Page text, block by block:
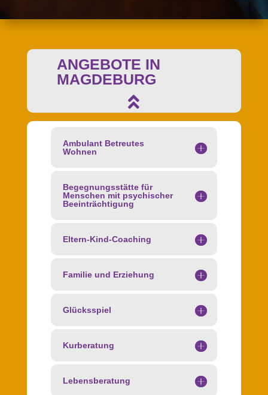
ANGEBOTE IN
MAGDEBURG

Ambulant Betreutes
Wohnen
Begegnungsstätte für
Menschen mit psychischer
Beeinträchtigung
Eltern-Kind-Coaching
Familie und Erziehung
Glücksspiel
Kurberatung
Lebensberatung